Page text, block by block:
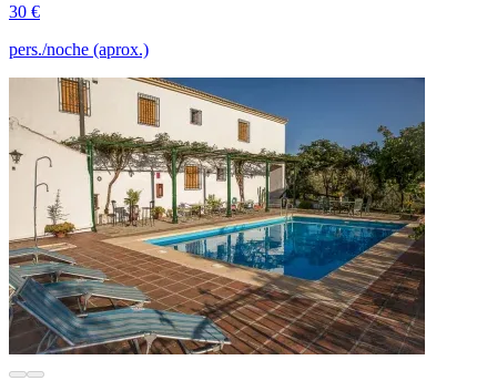
30 €
pers./noche (aprox.)